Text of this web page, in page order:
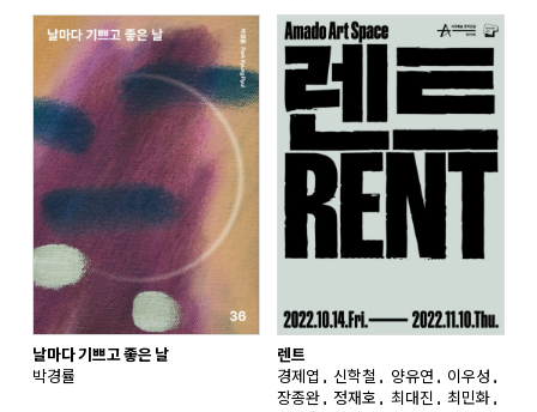
날마다 기쁘고 좋은 날
박경률
렌트
경제엽, 신학철, 양유연, 이우성,
장종완, 정재호, 최대진, 최민화,